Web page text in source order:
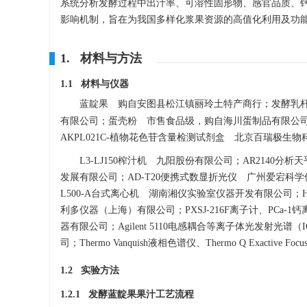
系统分析发酵过程中出汁率、可溶性固形物、感官品质
影响机制，旨在为我国多样化浆果资源的高值化利用及功
1. 材料与方法
1.1 材料与仪器
蓝靛果 购自安图县松江镇丽玲土特产商行；发酵乳
有限公司；蛋壳粉 市售食品级，购自海川蛋制品有限公
AKPL021C-植物花色苷含量检测试剂盒 北京百瑞极生物
L3-LJ150榨汁机 九阳股份有限公司；AR2140分析
发展有限公司；AD-T20便携式数显折光仪 广州爱宕科
L500-A台式离心机 湖南湘仪实验室仪器开发有限公司
利多仪器（上海）有限公司；PXSJ-216F离子计、PCa-
器有限公司；Agilent 5110电感耦合等离子体光发射光谱
司；Thermo Vanquish液相色谱仪、Thermo Q Exactive
1.2 实验方法
1.2.1 发酵蓝靛果果汁工艺流程